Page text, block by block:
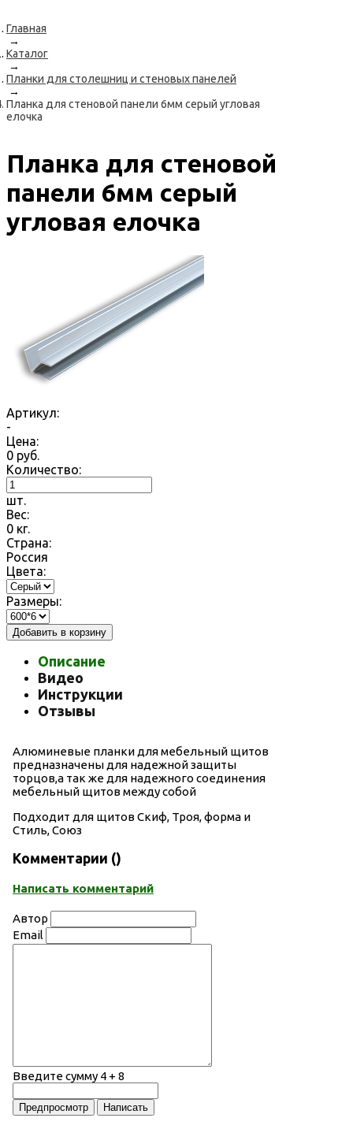
Главная
→
Каталог
→
Планки для столешниц и стеновых панелей
→
Планка для стеновой панели 6мм серый угловая
елочка
Планка для стеновой
панели 6мм серый
угловая елочка
Артикул:
-
Цена:
0 руб.
Количество:
шт.
Вес:
0 кг.
Страна:
Россия
Цвета:
Размеры:
Добавить в корзину
Описание
Видео
Инструкции
Отзывы
Алюминевые планки для мебельный щитов
предназначены для надежной защиты
торцов,а так же для надежного соединения
мебельный щитов между собой
Подходит для щитов Скиф, Троя, форма и
Стиль, Союз
Комментарии ()
Написать комментарий
Автор
Email
Введите сумму 4 + 8